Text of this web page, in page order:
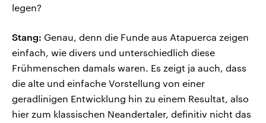
legen?
Stang: Genau, denn die Funde aus Atapuerca zeigen
einfach, wie divers und unterschiedlich diese
Frühmenschen damals waren. Es zeigt ja auch, dass
die alte und einfache Vorstellung von einer
geradlinigen Entwicklung hin zu einem Resultat, also
hier zum klassischen Neandertaler, definitiv nicht das